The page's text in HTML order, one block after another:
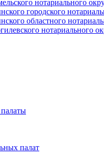
нотариального
городского
областного
нотариального
палат